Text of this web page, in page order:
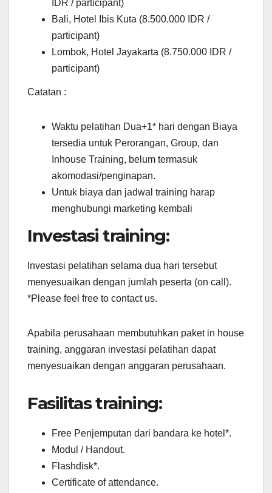
IDR / participant)
Bali, Hotel Ibis Kuta (8.500.000 IDR /
participant)
Lombok, Hotel Jayakarta (8.750.000 IDR /
participant)
Catatan :
Waktu pelatihan Dua+1* hari dengan Biaya
tersedia untuk Perorangan, Group, dan
Inhouse Training, belum termasuk
akomodasi/penginapan.
Untuk biaya dan jadwal training harap
menghubungi marketing kembali
Investasi training:
Investasi pelatihan selama dua hari tersebut
menyesuaikan dengan jumlah peserta (on call).
*Please feel free to contact us.
Apabila perusahaan membutuhkan paket in house
training, anggaran investasi pelatihan dapat
menyesuaikan dengan anggaran perusahaan.
Fasilitas training:
Free Penjemputan dari bandara ke hotel*.
Modul / Handout.
Flashdisk*.
Certificate of attendance.